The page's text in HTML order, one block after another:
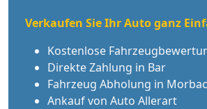
Verkaufen Sie Ihr Auto ganz
Kostenlose
Direkte Zahlung in Bar
Fahrzeug Abholung in
Ankauf von Auto Allerart